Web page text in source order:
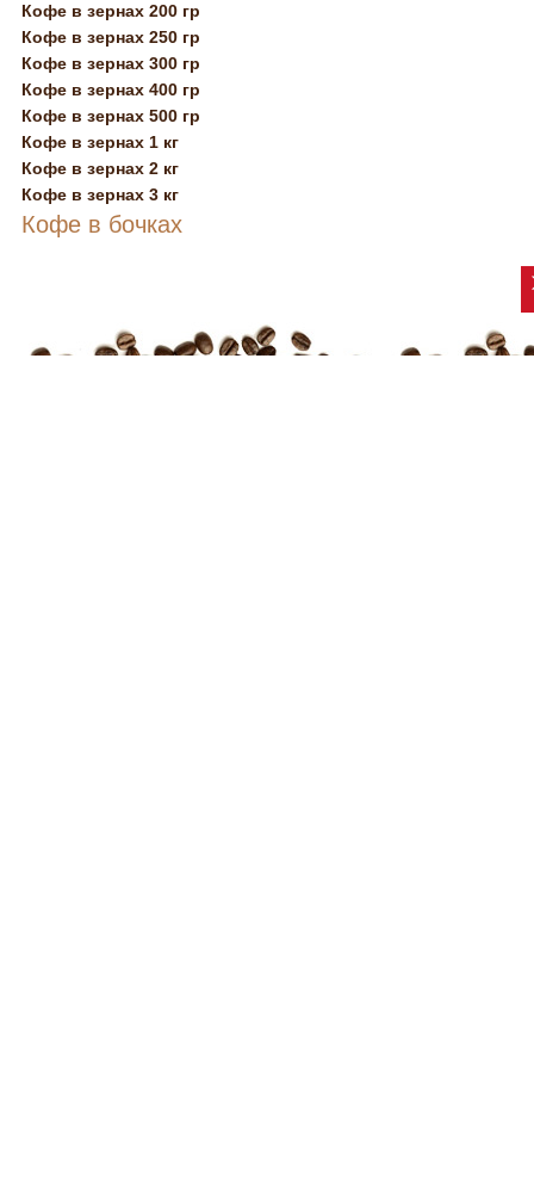
Кофе в зернах 200 гр
Кофе в зернах 250 гр
Кофе в зернах 300 гр
Кофе в зернах 400 гр
Кофе в зернах 500 гр
Кофе в зернах 1 кг
Кофе в зернах 2 кг
Кофе в зернах 3 кг
Кофе в бочках